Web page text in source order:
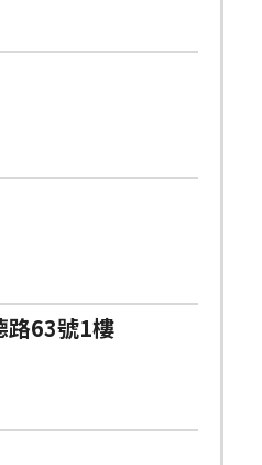
路63號1樓